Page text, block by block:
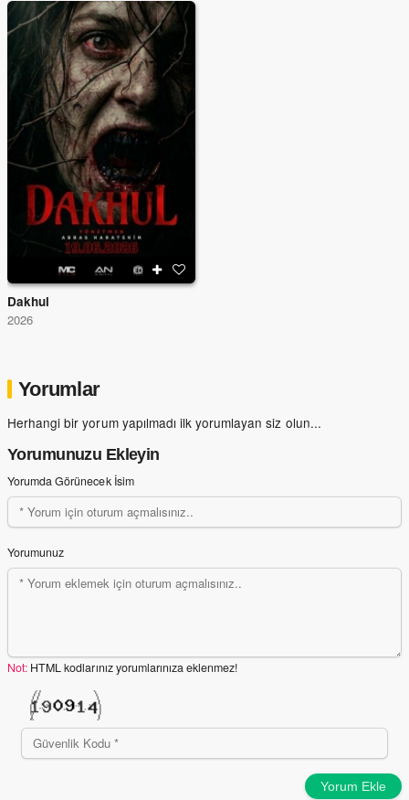
Dakhul
2026
Yorumlar
Herhangi bir yorum yapılmadı ilk yorumlayan siz olun...
Yorumunuzu Ekleyin
Yorumda Görünecek İsim
Yorumunuz
Not: HTML kodlarınız yorumlarınıza eklenmez!
Yorum Ekle